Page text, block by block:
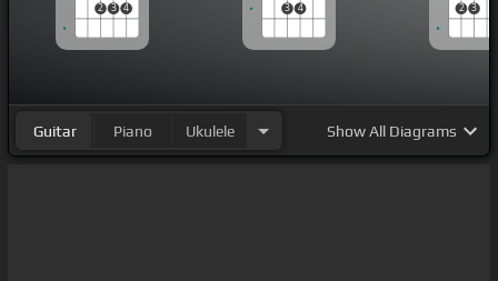
2 3 4 3 4 2 3
Guitar Piano Ukulele ShowAll Diagrams